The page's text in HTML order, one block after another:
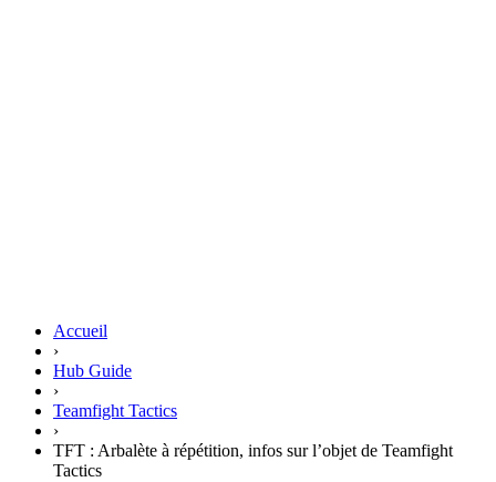
Accueil
›
Hub Guide
›
Teamfight Tactics
›
TFT : Arbalète à répétition, infos sur l’objet de Teamfight
Tactics